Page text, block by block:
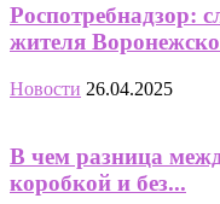
Роспотребнадзор:
жителя
Новости 26.04.2025
В чем разница
коробкой и без...